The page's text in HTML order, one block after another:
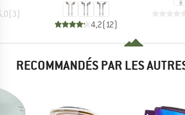
(3)
4,2(12)
RECOMMANDÉS PAR LES